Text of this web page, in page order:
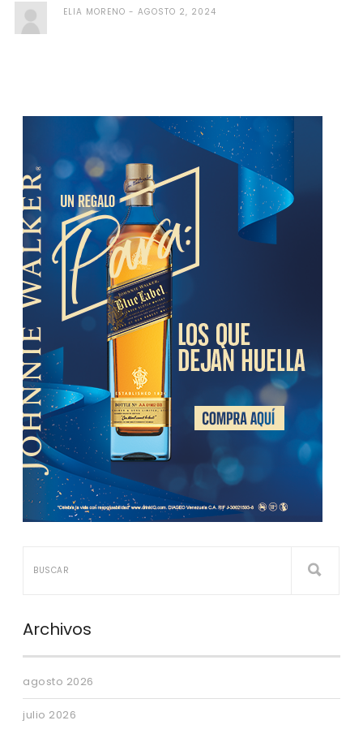
ELIA MORENO AGOSTO 2, 2024
Archivos
agosto 2026
julio 2026